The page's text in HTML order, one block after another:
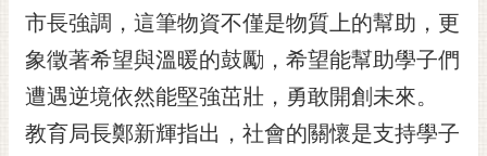
導
覽
訂
閱
RSS
市長強調，這筆物資不僅是物質上的幫助，更
象徵著希望與溫暖的鼓勵，希望能幫助學子們
遭遇逆境依然能堅強茁壯，勇敢開創未來。
教育局長鄭新輝指出，社會的關懷是支持學子